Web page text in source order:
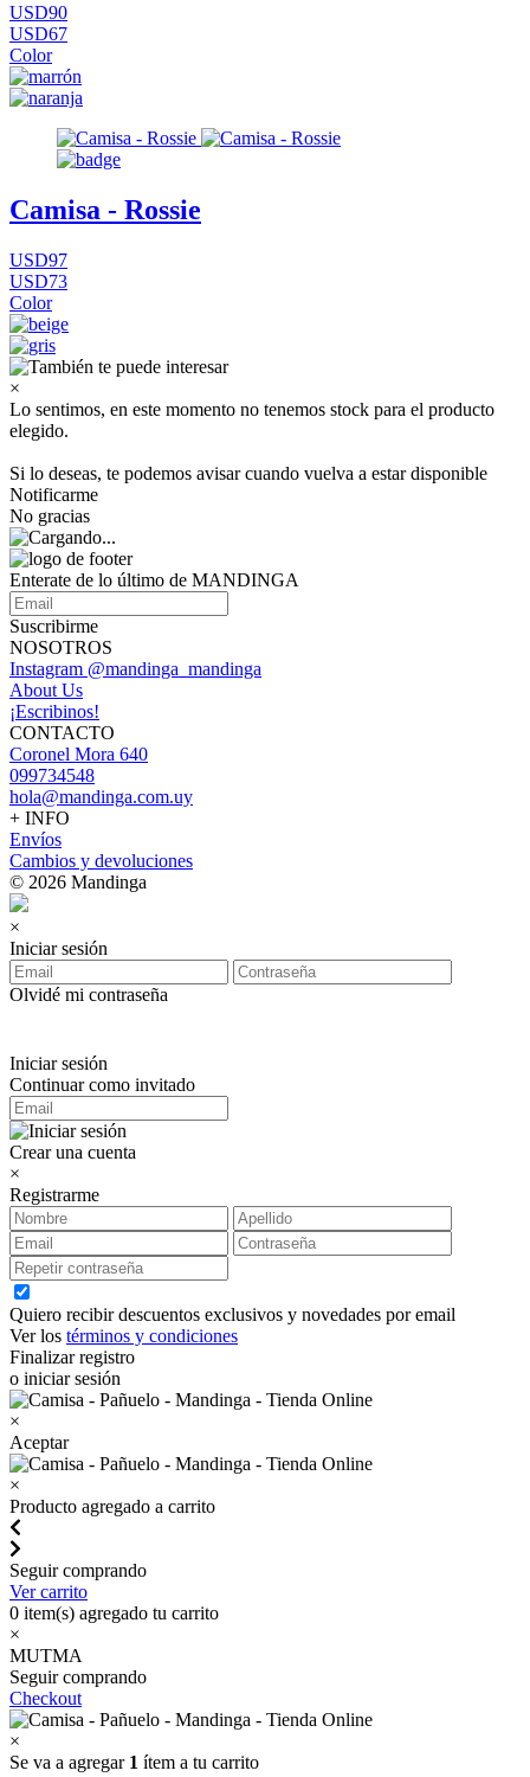
USD90
USD67
Color
Camisa - Rossie
USD97
USD73
Color
×
Lo sentimos, en este momento no tenemos stock para el producto
elegido.
Si lo deseas, te podemos avisar cuando vuelva a estar disponible
Notificarme
No gracias
Enterate de lo último de MANDINGA
Suscribirme
NOSOTROS
Instagram @mandinga_mandinga
About Us
¡Escribinos!
CONTACTO
Coronel Mora 640
099734548
hola@mandinga.com.uy
+ INFO
Envíos
Cambios y devoluciones
© 2026 Mandinga
×
Iniciar sesión
Olvidé mi contraseña
Iniciar sesión
Continuar como invitado
Crear una cuenta
×
Registrarme
Quiero recibir descuentos exclusivos y novedades por email
Ver los términos y condiciones
Finalizar registro
o iniciar sesión
×
Aceptar
×
Producto agregado a carrito
Seguir comprando
Ver carrito
0 item(s) agregado tu carrito
×
MUTMA
Seguir comprando
Checkout
×
Se va a agregar 1 ítem a tu carrito